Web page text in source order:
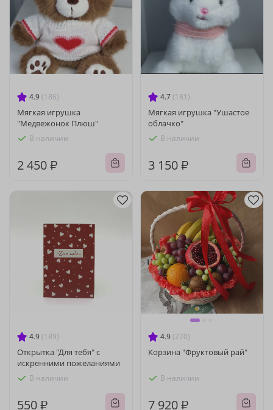
4.9 (186)
Мягкая игрушка
"Медвежонок Плюш"
В наличии
2 450 ₽
4.7 (181)
Мягкая игрушка "Ушастое
облачко"
В наличии
3 150 ₽
4.9 (189)
Открытка "Для тебя" с
искренними пожеланиями
В наличии
550 ₽
4.9 (270)
Корзина "Фруктовый рай"
В наличии
7 920 ₽